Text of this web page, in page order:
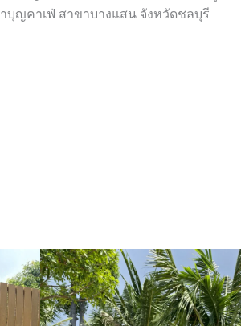
บุญคาเฟ่ สาขาบางแสน จังหวัดชลบุรี